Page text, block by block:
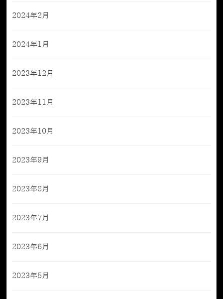
2024年2月
2024年1月
2023年12月
2023年11月
2023年10月
2023年9月
2023年8月
2023年7月
2023年6月
2023年5月